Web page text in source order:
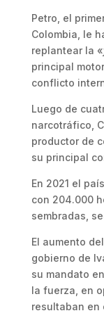
Petro, el
Colombia, le
replantear la «
principal
conflicto
Luego de
narcotráfico,
productor de
su principal
En 2021 el
con 204.000
sembradas,
El aumento
gobierno de
su mandato
la fuerza, en
resultaban en